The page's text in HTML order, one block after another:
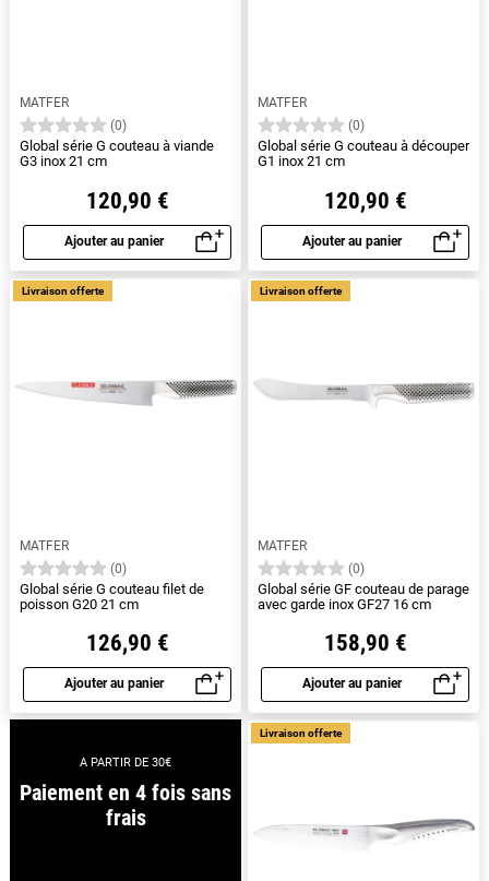
MATFER
(0)
Global série G couteau à viande
G3 inox 21 cm
120,90 €
Ajouter au panier
Aperçu rapide
MATFER
(0)
Global série G couteau à découper
G1 inox 21 cm
120,90 €
Ajouter au panier
Aperçu rapide
MATFER
(0)
Global série G couteau filet de
poisson G20 21 cm
126,90 €
Ajouter au panier
Aperçu rapide
Livraison offerte
MATFER
(0)
Global série GF couteau de parage
avec garde inox GF27 16 cm
158,90 €
Ajouter au panier
Aperçu rapide
Livraison offerte
A PARTIR DE 30€
Paiement en 4 fois sans
frais
Livraison offerte